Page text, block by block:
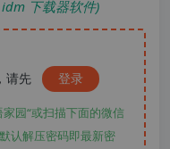
下载器软件)
请先 登录
园“或扫描下面的微信
认解压密码即最新密